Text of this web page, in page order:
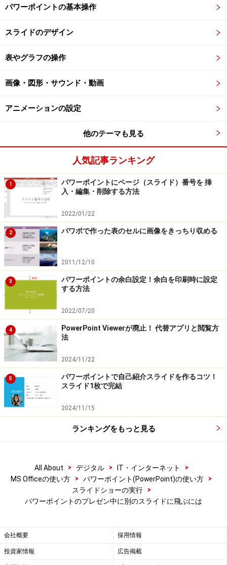
マウスポインターの形が黒い十字に変わったら、スライド上
をドラッグして図形を描く
に表示する文字をキーボードから入力します。リンク先
がひとめでわかる内容にしておくといいでしょう。
図形を選択した状態で文字を打つと、自動的に図形の中央に
表示される。文字のサイズや色を変えてもよい
図形にハイパーリンクを設定するには、図形が選択され
ている状態で、「挿入」タブの「ハイパーリンク」ボタ
ンをクリックします。
PowerPoin2003では、図形を選択後にツールバーの「ハイパ
ーリンクの挿入」ボタンをクリックする
「ハイパーリンクの挿入」ダイアログボックスが表示さ
ジ」になっていることを確認し、右側でリンク先のファ
イルを選択して「OK」ボタンをクリックします。
このとき、リンク先のファイルが開いていると、ハイパ
ーリンクを正しく設定できません。リンク先のファイル
は必ず閉じておきましょう。
「ハイパーリンクの挿入」ダイアログボックスの使い方は、
PowerPoint2003も同じだ
ハイパーリンクの確認はスライドショーで
するには、「F5」キーを押してスライドショーモードに
切り替えます。
パワーポイントの基本操作
スライドのデザイン
表やグラフの操作
画像・図形・サウンド・動画
アニメーションの設定
他のテーマも見る
人気記事ランキング
1
パワーポイントにページ（スライド）番号を 挿
入・編集・削除する方法
2022/01/22
2 パワポで作った表のセルに画像をきっちり収める
2011/12/10
3
パワーポイントの余白設定！余白を印刷時に設定
する方法
2022/07/20
4
PowerPoint Viewerが廃止！ 代替アプリと閲覧方
法
2024/11/22
5
パワーポイントで自己紹介スライドを作るコツ！
スライド1枚で完結
2024/11/15
ランキングをもっと見る
All About > デジタル > IT・インターネット
>
MS Officeの使い方
> パワーポイント(PowerPoint)の使い方
>
スライドショーの実行
>
パワーポイントのプレゼン中に別のスライドに飛ぶには
会社概要 採用情報
投資家情報 広告掲載